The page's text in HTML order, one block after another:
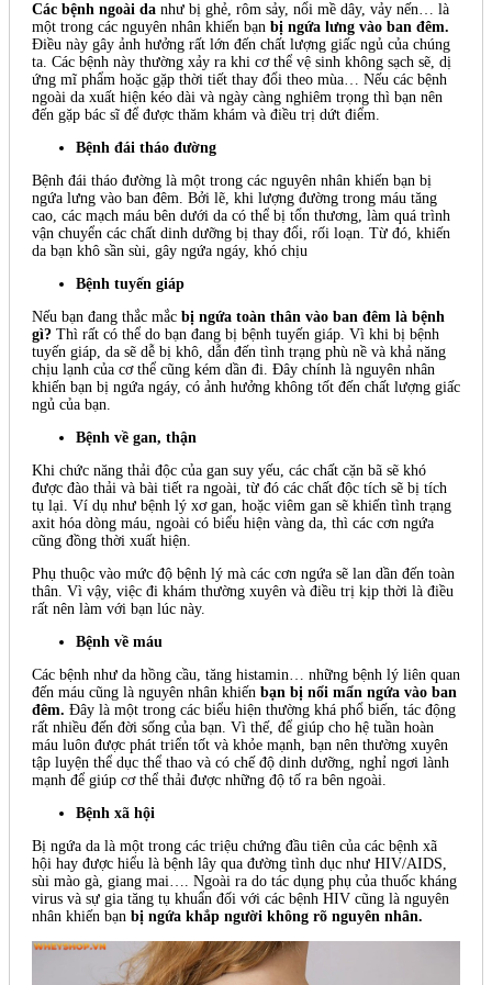
Các bệnh ngoài da như bị ghẻ, rôm sảy, nổi mề dây, vảy nến… là
một trong các nguyên nhân khiến bạn bị ngứa lưng vào ban đêm.
Điều này gây ảnh hưởng rất lớn đến chất lượng giấc ngủ của chúng
ta. Các bệnh này thường xảy ra khi cơ thể vệ sinh không sạch sẽ, dị
ứng mĩ phẩm hoặc gặp thời tiết thay đổi theo mùa… Nếu các bệnh
ngoài da xuất hiện kéo dài và ngày càng nghiêm trọng thì bạn nên
đến gặp bác sĩ để được thăm khám và điều trị dứt điểm.
Bệnh đái tháo đường
Bệnh đái tháo đường là một trong các nguyên nhân khiến bạn bị
ngứa lưng vào ban đêm. Bởi lẽ, khi lượng đường trong máu tăng
cao, các mạch máu bên dưới da có thể bị tổn thương, làm quá trình
vận chuyển các chất dinh dưỡng bị thay đổi, rối loạn. Từ đó, khiến
da bạn khô sần sùi, gây ngứa ngáy, khó chịu
Bệnh tuyến giáp
Nếu bạn đang thắc mắc bị ngứa toàn thân vào ban đêm là bệnh
gì? Thì rất có thể do bạn đang bị bệnh tuyến giáp. Vì khi bị bệnh
tuyến giáp, da sẽ dễ bị khô, dẫn đến tình trạng phù nề và khả năng
chịu lạnh của cơ thể cũng kém dần đi. Đây chính là nguyên nhân
khiến bạn bị ngứa ngáy, có ảnh hưởng không tốt đến chất lượng giấc
ngủ của bạn.
Bệnh về gan, thận
Khi chức năng thải độc của gan suy yếu, các chất cặn bã sẽ khó
được đào thải và bài tiết ra ngoài, từ đó các chất độc tích sẽ bị tích
tụ lại. Ví dụ như bệnh lý xơ gan, hoặc viêm gan sẽ khiến tình trạng
axit hóa dòng máu, ngoài có biểu hiện vàng da, thì các cơn ngứa
cũng đồng thời xuất hiện.
Phụ thuộc vào mức độ bệnh lý mà các cơn ngứa sẽ lan dần đến toàn
thân. Vì vậy, việc đi khám thường xuyên và điều trị kịp thời là điều
rất nên làm với bạn lúc này.
Bệnh về máu
Các bệnh như da hồng cầu, tăng histamin… những bệnh lý liên quan
đến máu cũng là nguyên nhân khiến bạn bị nổi mẩn ngứa vào ban
đêm. Đây là một trong các biểu hiện thường khá phổ biến, tác động
rất nhiều đến đời sống của bạn. Vì thế, để giúp cho hệ tuần hoàn
máu luôn được phát triển tốt và khỏe mạnh, bạn nên thường xuyên
tập luyện thể dục thể thao và có chế độ dinh dưỡng, nghỉ ngơi lành
mạnh để giúp cơ thể thải được những độ tố ra bên ngoài.
Bệnh xã hội
Bị ngứa da là một trong các triệu chứng đầu tiên của các bệnh xã
hội hay được hiểu là bệnh lây qua đường tình dục như HIV/AIDS,
sùi mào gà, giang mai…. Ngoài ra do tác dụng phụ của thuốc kháng
virus và sự gia tăng tụ khuẩn đối với các bệnh HIV cũng là nguyên
nhân khiến bạn bị ngứa khắp người không rõ nguyên nhân.